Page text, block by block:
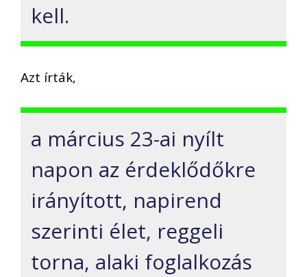
kell.
Azt írták,
a március 23-ai nyílt
napon az érdeklődőkre
irányított, napirend
szerinti élet, reggeli
torna, alaki foglalkozás